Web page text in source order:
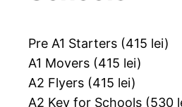
Pre A1 Starters (415 lei)
A1 Movers (415 lei)
A2 Flyers (415 lei)
A2 Key for Schools (530